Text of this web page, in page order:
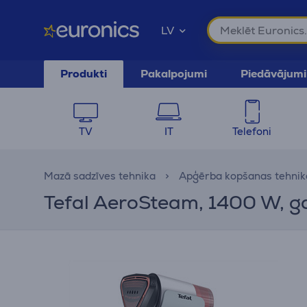
LV
Produkti Pakalpojumi Piedāvājumi
TV IT Telefoni
Mazā sadzīves tehnika Apģērba kopšanas
Tefal AeroSteam, 1400 W,